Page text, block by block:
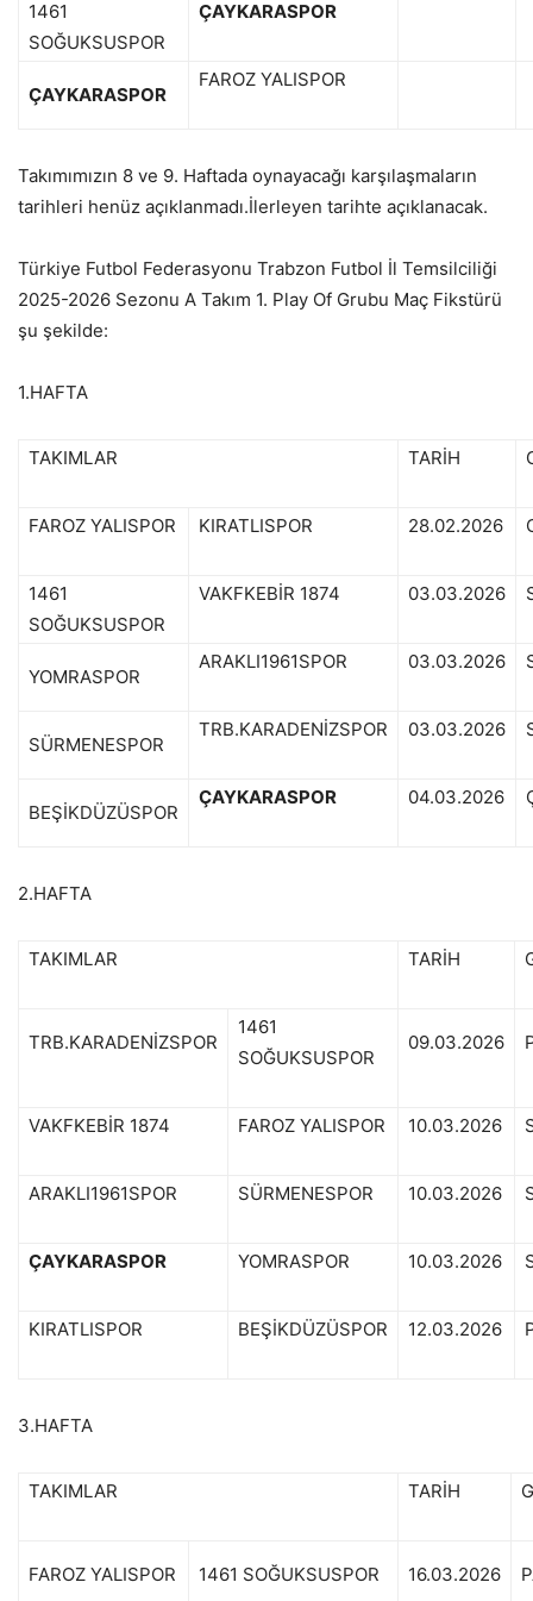
1461
SOĞUKSUSPOR
ÇAYKARASPOR
ÇAYKARASPOR
FAROZ YALISPOR
Takımımızın 8 ve 9. Haftada oynayacağı karşılaşmaların
tarihleri henüz açıklanmadı.İlerleyen tarihte açıklanacak.
Türkiye Futbol Federasyonu Trabzon Futbol İl Temsilciliği
2025-2026 Sezonu A Takım 1. Play Of Grubu Maç Fikstürü
şu şekilde:
1.HAFTA
TAKIMLAR TARİH
FAROZ YALISPOR KIRATLISPOR 28.02.2026
1461
SOĞUKSUSPOR
VAKFKEBİR 1874 03.03.2026
YOMRASPOR
ARAKLI1961SPOR 03.03.2026
SÜRMENESPOR
TRB.KARADENİZSPOR 03.03.2026
BEŞİKDÜZÜSPOR
ÇAYKARASPOR 04.03.2026
2.HAFTA
TAKIMLAR TARİH
TRB.KARADENİZSPOR
1461
SOĞUKSUSPOR
09.03.2026
VAKFKEBİR 1874 FAROZ YALISPOR 10.03.2026
ARAKLI1961SPOR SÜRMENESPOR 10.03.2026
ÇAYKARASPOR YOMRASPOR 10.03.2026
KIRATLISPOR BEŞİKDÜZÜSPOR 12.03.2026
3.HAFTA
TAKIMLAR TARİH
FAROZ YALISPOR 1461 SOĞUKSUSPOR 16.03.2026